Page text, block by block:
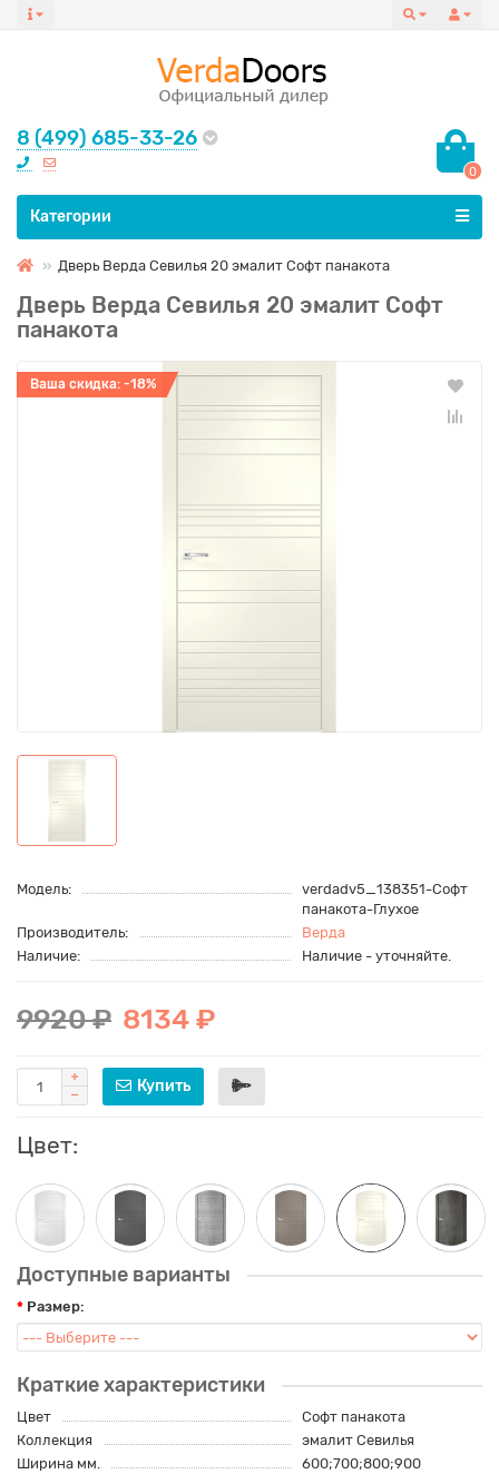
8 (499) 685-33-26
0
Все категории
Категории
Дверь Верда Севилья 20 эмалит Софт панакота
Дверь Верда Севилья 20 эмалит Софт
панакота
Ваша скидка: -18%
Модель:
verdadv5_138351-Софт
панакота-Глухое
Производитель:
Верда
Наличие:
Наличие - уточняйте.
9920 ₽ 8134 ₽
Купить
Цвет:
Доступные варианты
Размер:
Краткие характеристики
Цвет
Софт панакота
Коллекция
эмалит Севилья
Ширина мм.
600;700;800;900